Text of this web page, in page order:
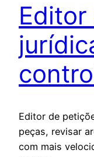
Editor de
peças, revisar
com mais